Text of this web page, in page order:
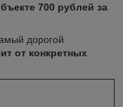
700 рублей за
дорогой
от конкретных